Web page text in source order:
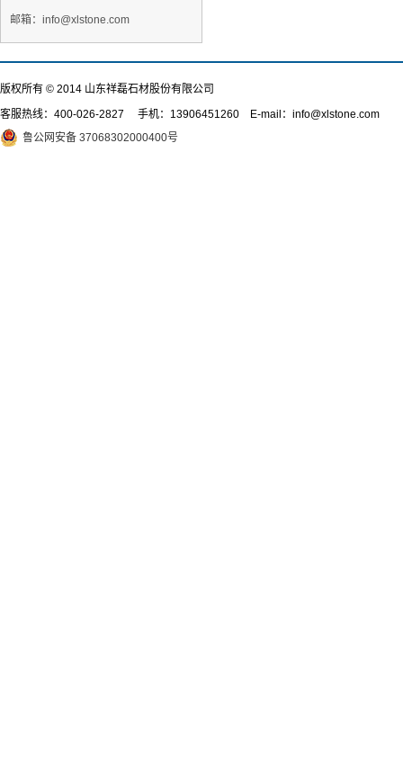
邮箱：info@xlstone.com
版权所有 © 2014 山东祥磊石材股份有限公司
客服热线： 400-026-2827 手机：13906451260 E-mail：info@xlstone.com
鲁公网安备 37068302000400号